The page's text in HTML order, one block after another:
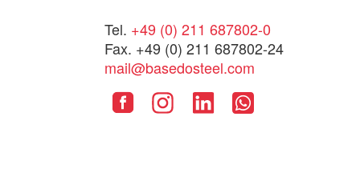
Tel. +49 (0) 211 687802-0
Fax. +49 (0) 211 687802-24
mail@basedosteel.com